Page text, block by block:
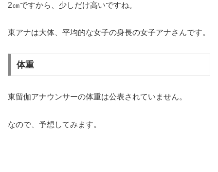
2㎝ですから、少しだけ高いですね。
東アナは大体、平均的な女子の身長の女子アナさんです。
体重
東留伽アナウンサーの体重は公表されていません。
なので、予想してみます。